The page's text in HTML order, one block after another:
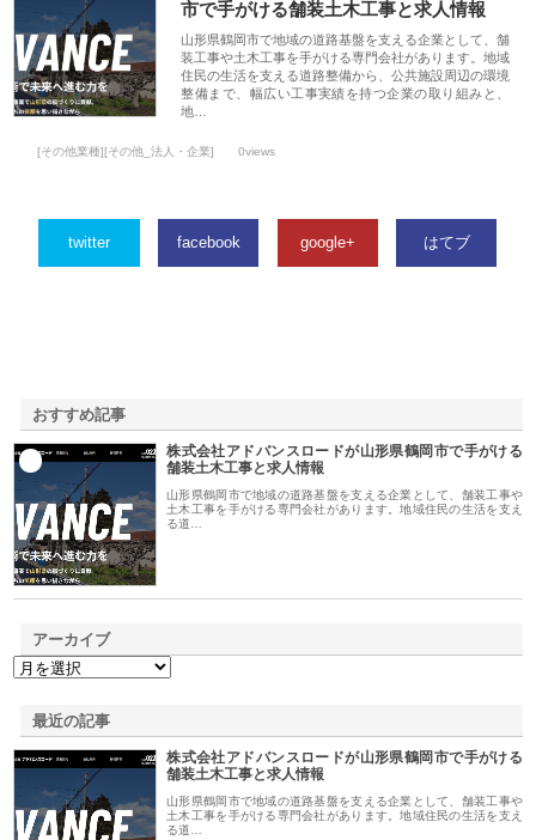
市で手がける舗装土木工事と求人情報
山形県鶴岡市で地域の道路基盤を支える企業として、舗
装工事や土木工事を手がける専門会社があります。地域
住民の生活を支える道路整備から、公共施設周辺の環境
整備まで、幅広い工事実績を持つ企業の取り組みと、
地…
[その他業種][その他_法人・企業] 0views
twitter facebook google+ はてブ
おすすめ記事
株式会社アドバンスロードが山形県鶴岡市で手がける
舗装土木工事と求人情報
山形県鶴岡市で地域の道路基盤を支える企業として、舗装工事や
土木工事を手がける専門会社があります。地域住民の生活を支え
る道…
アーカイブ
最近の記事
株式会社アドバンスロードが山形県鶴岡市で手がける
舗装土木工事と求人情報
山形県鶴岡市で地域の道路基盤を支える企業として、舗装工事や
土木工事を手がける専門会社があります。地域住民の生活を支え
る道…